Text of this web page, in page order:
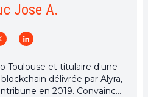
Jose A.
Toulouse et titulaire d'une
délivrée par Alyra,
en 2019. Convaincu